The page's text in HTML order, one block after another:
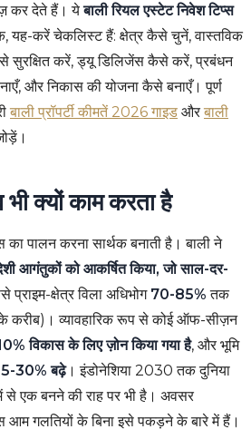
कर देते हैं। येबाली रियल एस्टेट निवेश टिप्स
यह-करें चेकलिस्ट हैं: क्षेत्र कैसे चुनें, वास्तविक
सुरक्षित करें, ड्यू डिलिजेंस कैसे करें, प्रबंधन
और निकास की योजना कैसे बनाएँ। पूर्ण
बाली प्रॉपर्टी कीमतें 2026 गाइड और बाली
क्यों काम करता है
का पालन करना सार्थक बनाती है। बाली ने
आगंतुकों को आकर्षित किया, जो साल-दर-
प्राइम-क्षेत्र विला अधिभोग 70-85% तक
के करीब)। व्यावहारिक रूप से कोई ऑफ-सीज़न
विकास के लिए ज़ोन किया गया है, और भूमि
30% बढ़े। इंडोनेशिया 2030 तक दुनिया
से एक बनने की राह पर भी है। अवसर
आम गलतियों के बिना इसे पकड़ने के बारे में हैं।